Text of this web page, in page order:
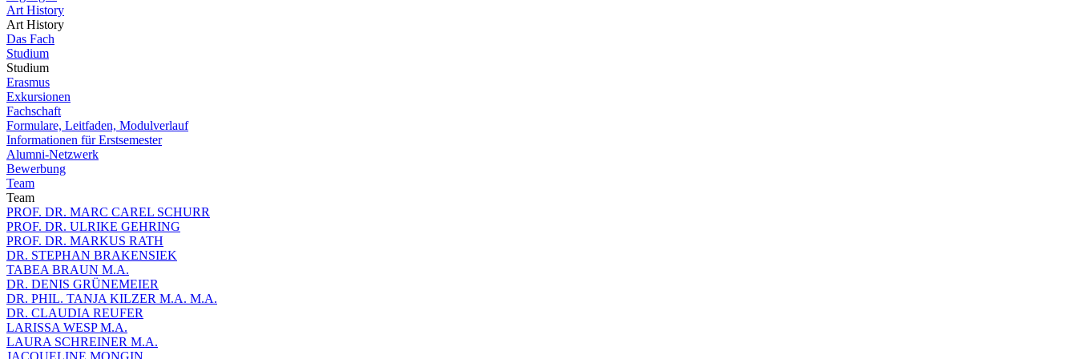
Art History
Art History
Das Fach
Studium
Studium
Erasmus
Exkursionen
Fachschaft
Formulare, Leitfaden, Modulverlauf
Informationen für Erstsemester
Alumni-Netzwerk
Bewerbung
Team
Team
PROF. DR. MARC CAREL SCHURR
PROF. DR. ULRIKE GEHRING
PROF. DR. MARKUS RATH
DR. STEPHAN BRAKENSIEK
TABEA BRAUN M.A.
DR. DENIS GRÜNEMEIER
DR. PHIL. TANJA KILZER M.A. M.A.
DR. CLAUDIA REUFER
LARISSA WESP M.A.
LAURA SCHREINER M.A.
JACQUELINE MONGIN